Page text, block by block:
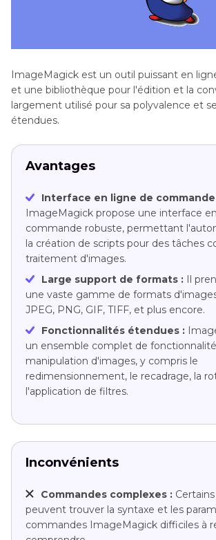
ImageMagick est un outil puissant en
et une bibliothèque pour l'édition et la
largement utilisé pour sa polyvalence et
étendues.
Avantages
Interface en ligne de
ImageMagick propose une interface
commande robuste, permettant
la création de scripts pour des tâches
traitement d'images.
Large support de formats : Il
une vaste gamme de formats
JPEG, PNG, GIF, TIFF, et plus encore.
Fonctionnalités étendues :
un ensemble complet de
manipulation d'images, y compris le
redimensionnement, le recadrage, la
l'application de filtres.
Inconvénients
Commandes complexes :
peuvent trouver la syntaxe et les
commandes ImageMagick difficiles à